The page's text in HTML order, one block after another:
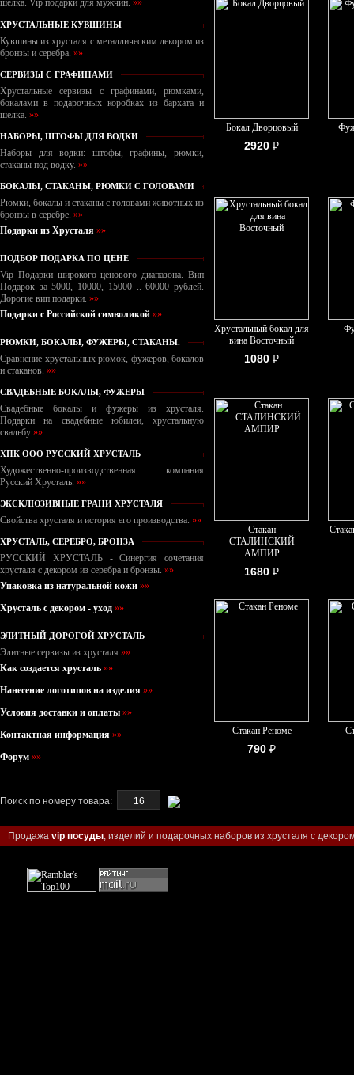
шелка. Vip подарки для мужчин. »»
ХРУСТАЛЬНЫЕ КУВШИНЫ
Кувшины из хрусталя с металлическим декором из
бронзы и серебра. »»
СЕРВИЗЫ С ГРАФИНАМИ
Хрустальные сервизы с графинами, рюмками,
бокалами в подарочных коробках из бархата и
шелка. »»
НАБОРЫ, ШТОФЫ ДЛЯ ВОДКИ
Наборы для водки: штофы, графины, рюмки,
стаканы под водку. »»
БОКАЛЫ, СТАКАНЫ, РЮМКИ С ГОЛОВАМИ
Рюмки, бокалы и стаканы с головами животных из
бронзы в серебре. »»
Подарки из Хрусталя »»
ПОДБОР ПОДАРКА ПО ЦЕНЕ
Vip Подарки широкого ценового диапазона. Вип
Подарок за 5000, 10000, 15000 .. 60000 рублей.
Дорогие вип подарки. »»
Подарки с Российской символикой »»
РЮМКИ, БОКАЛЫ, ФУЖЕРЫ, СТАКАНЫ.
Сравнение хрустальных рюмок, фужеров, бокалов
и стаканов. »»
СВАДЕБНЫЕ БОКАЛЫ, ФУЖЕРЫ
Свадебные бокалы и фужеры из хрусталя.
Подарки на свадебные юбилеи, хрустальную
свадьбу »»
ХПК ООО РУССКИЙ ХРУСТАЛЬ
Художественно-производственная компания
Русский Хрусталь. »»
ЭКСКЛЮЗИВНЫЕ ГРАНИ ХРУСТАЛЯ
Свойства хрусталя и история его производства. »»
ХРУСТАЛЬ, СЕРЕБРО, БРОНЗА
РУССКИЙ ХРУСТАЛЬ - Синергия сочетания
хрусталя с декором из серебра и бронзы. »»
Упаковка из натуральной кожи »»
Хрусталь с декором - уход »»
ЭЛИТНЫЙ ДОРОГОЙ ХРУСТАЛЬ
Элитные сервизы из хрусталя »»
Как создается хрусталь »»
Нанесение логотипов на изделия »»
Условия доставки и оплаты »»
Контактная информация »»
Форум »»
Поиск по номеру товара:
Бокал Дворцовый
2920 ₽
Хрустальный бокал для
вина Восточный
1080 ₽
Стакан
СТАЛИНСКИЙ
АМПИР
1680 ₽
Стакан Реноме
790 ₽
Продажа vip посуды, изделий и подарочных наборов из хрусталя с